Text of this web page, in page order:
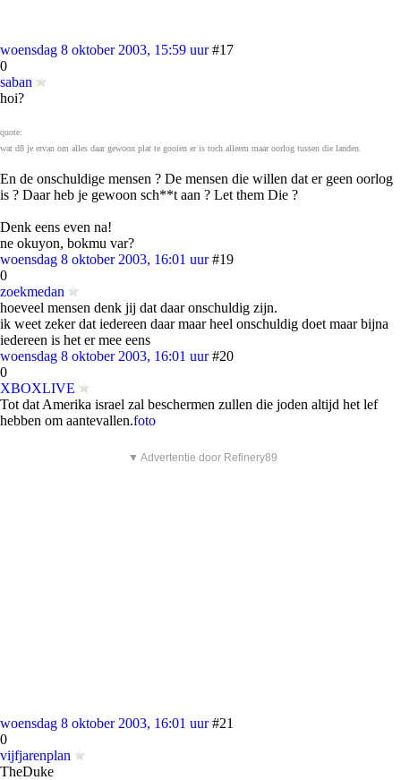
woensdag 8 oktober 2003, 15:59 uur #17
0
saban
hoi?
quote:
wat d8 je ervan om alles daar gewoon plat te gooien er is toch alleem maar oorlog tussen die landen.
En de onschuldige mensen ? De mensen die willen dat er geen oorlog
is ? Daar heb je gewoon sch**t aan ? Let them Die ?
Denk eens even na!
ne okuyon, bokmu var?
woensdag 8 oktober 2003, 16:01 uur #19
0
zoekmedan
hoeveel mensen denk jij dat daar onschuldig zijn.
ik weet zeker dat iedereen daar maar heel onschuldig doet maar bijna
iedereen is het er mee eens
woensdag 8 oktober 2003, 16:01 uur #20
0
XBOXLIVE
Tot dat Amerika israel zal beschermen zullen die joden altijd het lef
hebben om aantevallen.foto
▼ Advertentie door Refinery89
woensdag 8 oktober 2003, 16:01 uur #21
0
vijfjarenplan
TheDuke